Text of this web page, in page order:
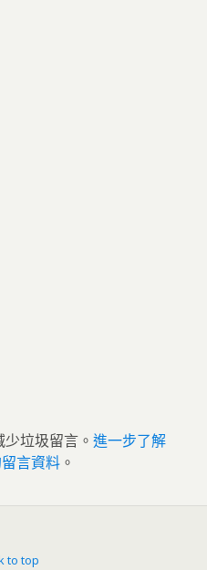
垃圾留言。 進一步了解
言資料 。
to top